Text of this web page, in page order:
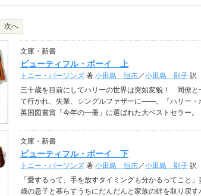
次へ
文庫・新書
ビューティフル・ボーイ 上
トニー・パーソンズ 著 小田島 恒志／小田島 則子 訳
三十歳を目前にしてハリーの世界は突如変貌！ 同僚と
て行かれ、失業、シングルファザーに――。『ハリー・
英国図書賞「今年の一冊」に選ばれた大ベストセラー。
文庫・新書
ビューティフル・ボーイ 下
トニー・パーソンズ 著 小田島 恒志／小田島 則子 訳
「愛するって、手を放すタイミングも分かるってこと
歳の息子と暮らすうちにだんだんと家族の絆を取り戻